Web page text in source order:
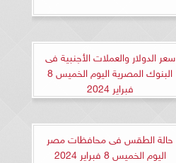
سعر الدولار والعملات الأجنبية فى
البنوك المصرية اليوم الخميس 8
فبراير 2024
حالة الطقس فى محافظات مصر
اليوم الخميس 8 فبراير 2024